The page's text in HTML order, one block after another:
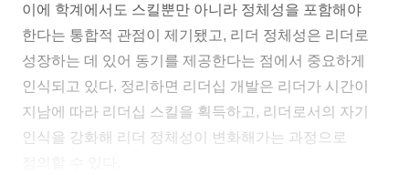
이에 학계에서도 스킬뿐만 아니라 정체성을 포함해야
한다는 통합적 관점이 제기됐고, 리더 정체성은 리더로
성장하는 데 있어 동기를 제공한다는 점에서 중요하게
인식되고 있다. 정리하면 리더십 개발은 리더가 시간이
지남에 따라 리더십 스킬을 획득하고, 리더로서의 자기
인식을 강화해 리더 정체성이 변화해가는 과정으로